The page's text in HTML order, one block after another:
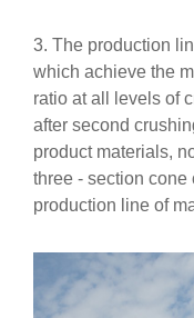
3. The production
which achieve the
ratio at all levels of
after second
product materials,
three - section cone
production line of